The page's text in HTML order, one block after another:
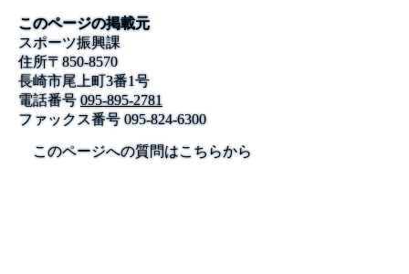
このページの掲載元
スポーツ振興課
住所〒850-8570
長崎市尾上町3番1号
電話番号 095-895-2781
ファックス番号095-824-6300
このページへの質問はこちらから